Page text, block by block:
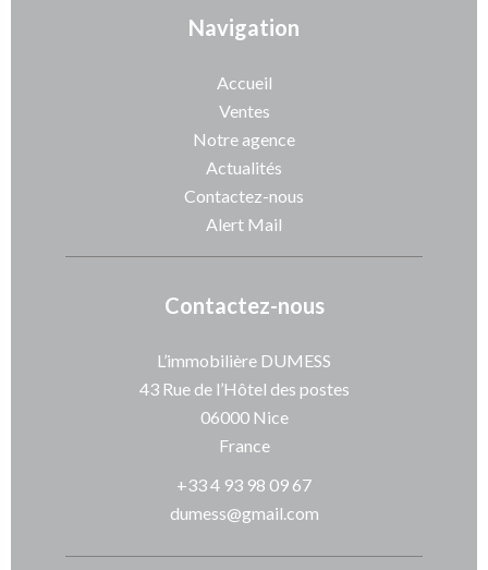
Navigation
Accueil
Ventes
Notre agence
Actualités
Contactez-nous
Alert Mail
Contactez-nous
L’immobilière DUMESS
43 Rue de l’Hôtel des postes
06000Nice
France
+33 4 93 98 09 67
dumess@gmail.com